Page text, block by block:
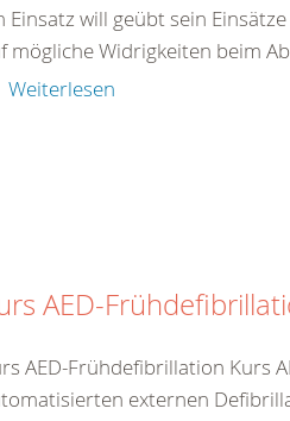
Einsatz will geübt sein
mögliche Widrigkeiten beim
Weiterlesen
AED-
AED-Frühdefibrillation Kurs
externen